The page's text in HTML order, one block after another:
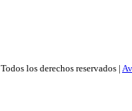
Todos los derechos reservados |